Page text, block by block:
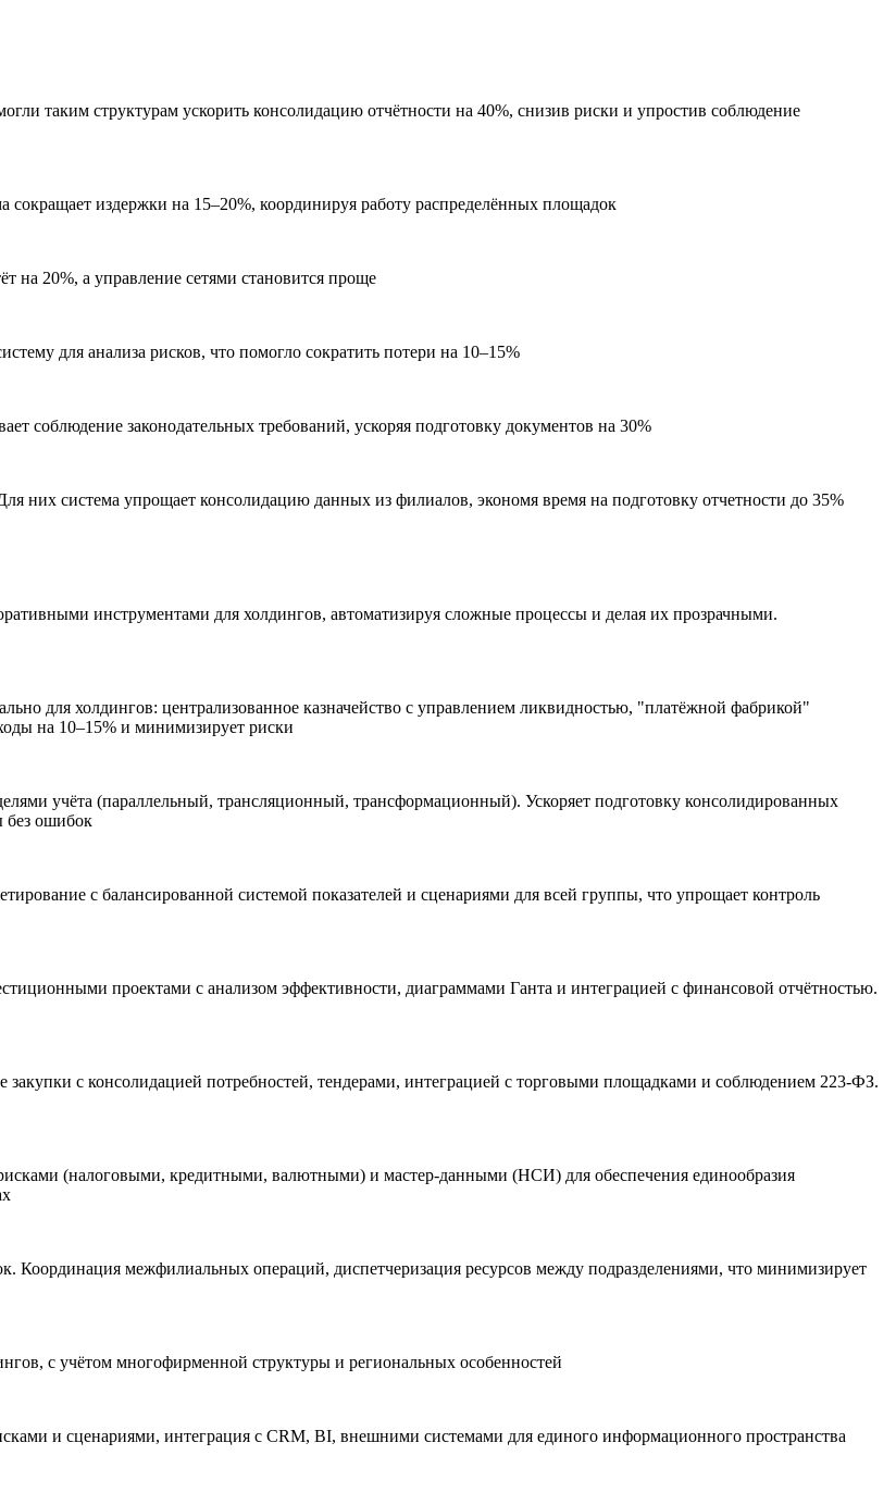
таким структурам ускорить консолидацию отчётности на 40%, снизив риски и упростив соблюдение
издержки на 15–20%, координируя работу распределённых площадок
на 20%, а управление сетями становится проще
для анализа рисков, что помогло сократить потери на 10–15%
соблюдение законодательных требований, ускоряя подготовку документов на 30%
система упрощает консолидацию данных из филиалов, экономя время на подготовку отчетности до 35%
инструментами для холдингов, автоматизируя сложные процессы и делая их прозрачными.
для холдингов: централизованное казначейство с управлением ликвидностью, "платёжной фабрикой"
на 10–15% и минимизирует риски
учёта (параллельный, трансляционный, трансформационный). Ускоряет подготовку консолидированных
без ошибок
с балансированной системой показателей и сценариями для всей группы, что упрощает контроль
проектами с анализом эффективности, диаграммами Ганта и интеграцией с финансовой отчётностью.
с консолидацией потребностей, тендерами, интеграцией с торговыми площадками и соблюдением 223-ФЗ.
(налоговыми, кредитными, валютными) и мастер-данными (НСИ) для обеспечения единообразия
Координация межфилиальных операций, диспетчеризация ресурсов между подразделениями, что минимизирует
с учётом многофирменной структуры и региональных особенностей
и сценариями, интеграция с CRM, BI, внешними системами для единого информационного пространства